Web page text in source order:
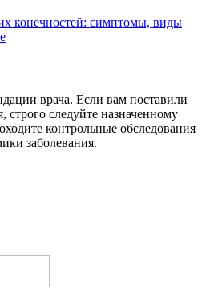
конечностей: симптомы, виды
врача. Если вам поставили
строго следуйте назначенному
контрольные обследования
заболевания.